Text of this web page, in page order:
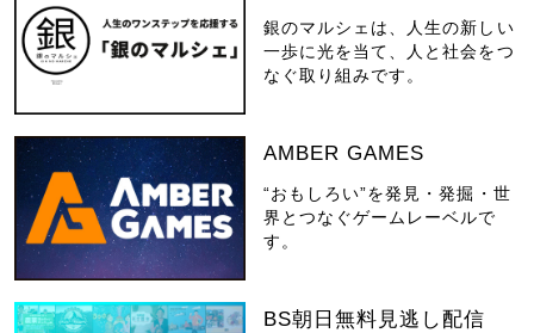
銀のマルシェは、人生の新しい
一歩に光を当て、人と社会をつ
なぐ取り組みです。
AMBER GAMES
“おもしろい”を発見・発掘・世
界とつなぐゲームレーベルで
す。
BS朝日無料見逃し配信